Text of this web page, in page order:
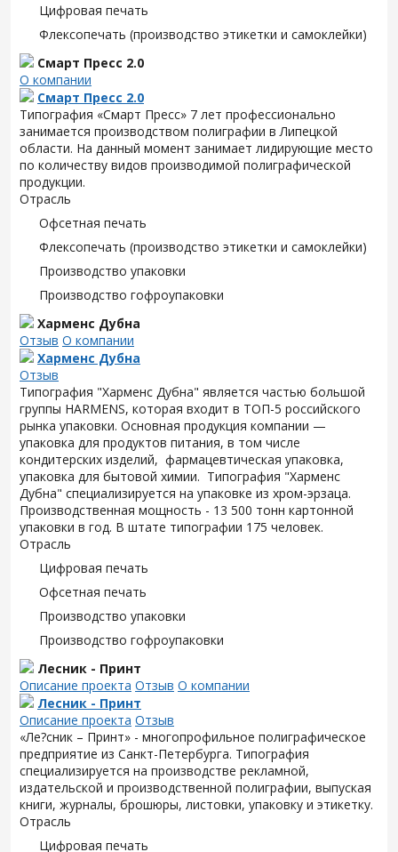
Цифровая печать
Флексопечать (производство этикетки и самоклейки)
Смарт Пресс 2.0
О компании
Смарт Пресс 2.0
Типография «Смарт Пресс» 7 лет профессионально
занимается производством полиграфии в Липецкой
области. На данный момент занимает лидирующие место
по количеству видов производимой полиграфической
продукции.
Отрасль
Офсетная печать
Флексопечать (производство этикетки и самоклейки)
Производство упаковки
Производство гофроупаковки
Харменс Дубна
Отзыв О компании
Харменс Дубна
Отзыв
Типография "Харменс Дубна" является частью большой
группы HARMENS, которая входит в ТОП-5 российского
рынка упаковки. Основная продукция компании —
упаковка для продуктов питания, в том числе
кондитерских изделий, фармацевтическая упаковка,
упаковка для бытовой химии. Типография "Харменс
Дубна" специализируется на упаковке из хром-эрзаца.
Производственная мощность - 13 500 тонн картонной
упаковки в год. В штате типографии 175 человек.
Отрасль
Цифровая печать
Офсетная печать
Производство упаковки
Производство гофроупаковки
Лесник - Принт
Описание проекта Отзыв О компании
Лесник - Принт
Описание проекта Отзыв
«Ле?сник – Принт» - многопрофильное полиграфическое
предприятие из Санкт-Петербурга. Типография
специализируется на производстве рекламной,
издательской и производственной полиграфии, выпуская
книги, журналы, брошюры, листовки, упаковку и этикетку.
Отрасль
Цифровая печать